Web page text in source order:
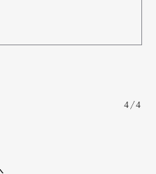
4/4